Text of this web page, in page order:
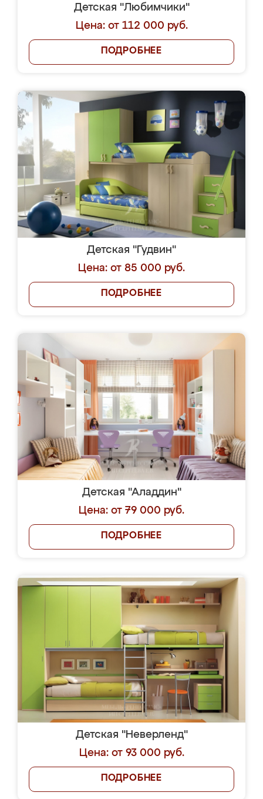
Детская "Любимчики"
Цена: от 112 000 руб.
ПОДРОБНЕЕ
Детская "Гудвин"
Цена: от 85 000 руб.
ПОДРОБНЕЕ
Детская "Аладдин"
Цена: от 79 000 руб.
ПОДРОБНЕЕ
Детская "Неверленд"
Цена: от 93 000 руб.
ПОДРОБНЕЕ